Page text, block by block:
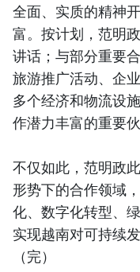
全面、实质的精神
富。按计划，范明
讲话；与部分重要
旅游推广活动、企
多个经济和物流设
作潜力丰富的重要伙
不仅如此，范明政
形势下的合作领域
化、数字化转型、
实现越南对可持续
（完）